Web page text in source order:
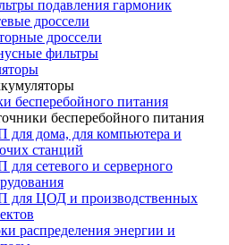
подавления гармоник
дроссели
дроссели
фильтры
бесперебойного питания
бесперебойного питания
для дома, для компьютера и
станций
для сетевого и серверного
для ЦОД и производственных
распределения энергии и